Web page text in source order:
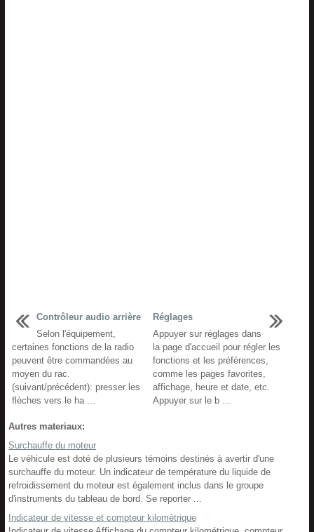
Contrôleur audio arrière
Selon l'équipement,
certaines fonctions de la radio
peuvent être commandées au
moyen du rac.
(suivant/précédent): presser les
flèches vers le ha ...
Réglages
Appuyer sur réglages dans
la page d'accueil pour régler les
fonctions et les préférences,
comme les pages favorites,
affichage, heure et date, etc.
Appuyer sur le b ...
Autres materiaux:
Surchauffe du moteur
Le véhicule est doté de plusieurs témoins destinés à avertir d'une
surchauffe du moteur. Un indicateur de température du liquide de
refroidissement du moteur est également inclus dans le groupe
d'instruments du tableau de bord. Se reporter ...
Indicateur de vitesse et compteur kilométrique